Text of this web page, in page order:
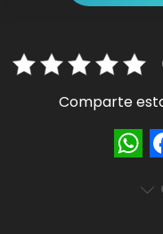
Comparte
W
h